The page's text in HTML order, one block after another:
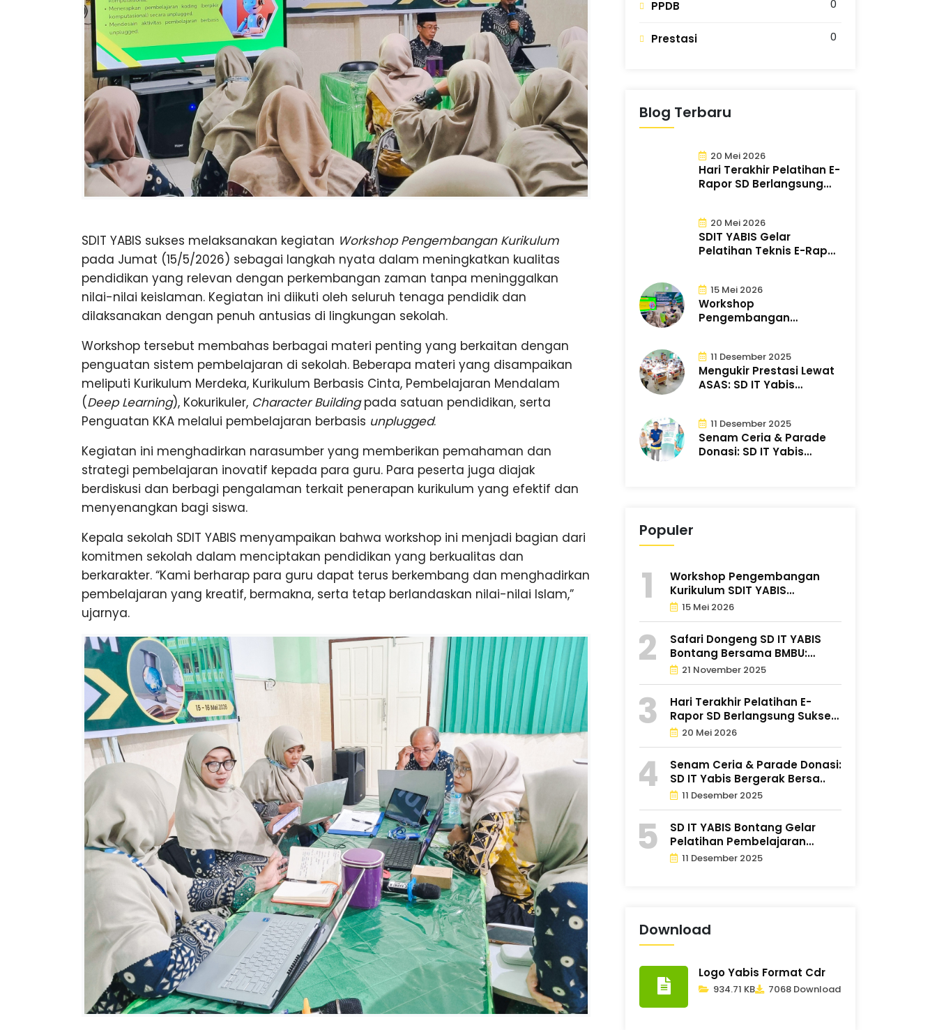
G
u
n
g
SDIT YABIS sukses melaksanakan kegiatan Workshop Pengembangan Kurikulum
pada Jumat (15/5/2026) sebagai langkah nyata dalam meningkatkan kualitas
pendidikan yang relevan dengan perkembangan zaman tanpa meninggalkan
nilai-nilai keislaman. Kegiatan ini diikuti oleh seluruh tenaga pendidik dan
dilaksanakan dengan penuh antusias di lingkungan sekolah.
Workshop tersebut membahas berbagai materi penting yang berkaitan dengan
penguatan sistem pembelajaran di sekolah. Beberapa materi yang disampaikan
meliputi Kurikulum Merdeka, Kurikulum Berbasis Cinta, Pembelajaran Mendalam
(Deep Learning), Kokurikuler, Character Buildingpada satuan pendidikan, serta
Penguatan KKA melalui pembelajaran berbasis unplugged.
Kegiatan ini menghadirkan narasumber yang memberikan pemahaman dan
strategi pembelajaran inovatif kepada para guru. Para peserta juga diajak
berdiskusi dan berbagi pengalaman terkait penerapan kurikulum yang efektif dan
menyenangkan bagi siswa.
Kepala sekolah SDIT YABIS menyampaikan bahwa workshop ini menjadi bagian dari
komitmen sekolah dalam menciptakan pendidikan yang berkualitas dan
berkarakter. “Kami berharap para guru dapat terus berkembang dan menghadirkan
pembelajaran yang kreatif, bermakna, serta tetap berlandaskan nilai-nilai Islam,”
ujarnya.
PPDB 0
Prestasi 0
Blog Terbaru
20 Mei 2026
Hari Terakhir Pelatihan E-
Rapor SD Berlangsung
20 Mei 2026
SDIT YABIS Gelar
Pelatihan Teknis E-Rapor
15 Mei 2026
Workshop
Pengembangan
11 Desember 2025
Mengukir Prestasi Lewat
ASAS: SD IT Yabis
11 Desember 2025
Senam Ceria & Parade
Donasi: SD IT Yabis
Populer
Workshop Pengembangan
Kurikulum SDIT YABIS
Tingkatkan K..
15 Mei 2026
Safari Dongeng SD IT YABIS
Bontang Bersama BMBU:
Tumbuh..
21 November 2025
Hari Terakhir Pelatihan E-
Rapor SD Berlangsung Sukses
d..20 Mei 2026
Senam Ceria & Parade Donasi:
SD IT Yabis Bergerak Bersa..
11 Desember 2025
SD IT YABIS Bontang Gelar
Pelatihan Pembelajaran
Mendal..
11 Desember 2025
Download
Logo Yabis Format Cdr
934.71 KB 7068 Download